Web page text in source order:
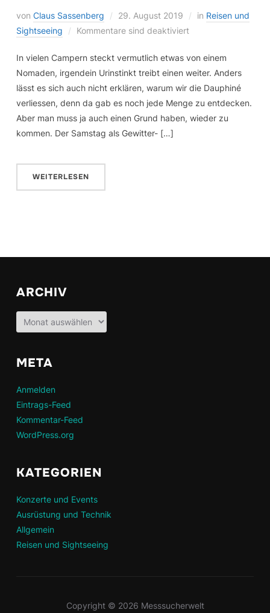
von Claus Sassenberg 29. August 2019 in Reisen und
Sightseeing
Kommentare sind deaktiviert
In vielen Campern steckt vermutlich etwas von einem
Nomaden, irgendein Urinstinkt treibt einen weiter. Anders
lässt es sich auch nicht erklären, warum wir die Dauphiné
verliessen, denn da gab es noch jede Menge zu entdecken.
Aber man muss ja auch einen Grund haben, wieder zu
kommen. Der Samstag als Gewitter- […]
WEITERLESEN
ARCHIV
Archiv
META
Anmelden
Eintrags-Feed
Kommentar-Feed
WordPress.org
KATEGORIEN
Konzerte und Events
Ausrüstung und Technik
Allgemein
Reisen und Sightseeing
Copyright © 2026 Messsucherwelt